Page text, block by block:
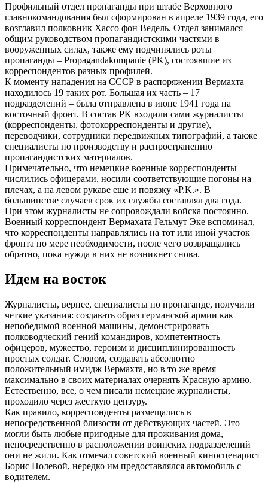
Профильный отдел пропаганды при штабе Верховного
главнокомандования был сформирован в апреле 1939 года, его
возглавил полковник Хассо фон Ведель. Отдел занимался
общим руководством пропагандистскими частями в
вооруженных силах, также ему подчинялись роты
пропаганды – Propagandakompanie (PK), состоявшие из
корреспондентов разных профилей.
К моменту нападения на СССР в распоряжении Вермахта
находилось 19 таких рот. Большая их часть – 17
подразделений – была отправлена в июне 1941 года на
восточный фронт. В состав PK входили сами журналисты
(корреспонденты, фотокорреспонденты и другие),
переводчики, сотрудники передвижных типографий, а также
специалисты по производству и распространению
пропагандистских материалов.
Примечательно, что немецкие военные корреспонденты
числились офицерами, носили соответствующие погоны на
плечах, а на левом рукаве еще и повязку «P.K.». В
большинстве случаев срок их службы составлял два года.
При этом журналисты не сопровождали войска постоянно.
Военный корреспондент Вермахата Гельмут Эке вспоминал,
что корреспонденты направлялись на тот или иной участок
фронта по мере необходимости, после чего возвращались
обратно, пока нужда в них не возникнет снова.
Идем на восток
Журналисты, вернее, специалисты по пропаганде, получили
четкие указания: создавать образ германской армии как
непобедимой военной машины, демонстрировать
полководческий гений командиров, компетентность
офицеров, мужество, героизм и дисциплинированность
простых солдат. Словом, создавать абсолютно
положительный имидж Вермахта, но в то же время
максимально в своих материалах очернять Красную армию.
Естественно, все, о чем писали немецкие журналисты,
проходило через жесткую цензуру.
Как правило, корреспонденты размещались в
непосредственной близости от действующих частей. Это
могли быть любые пригодные для проживания дома,
непосредственно в расположении воинских подразделений
они не жили. Как отмечал советский военный киносценарист
Борис Полевой, нередко им предоставлялся автомобиль с
водителем.